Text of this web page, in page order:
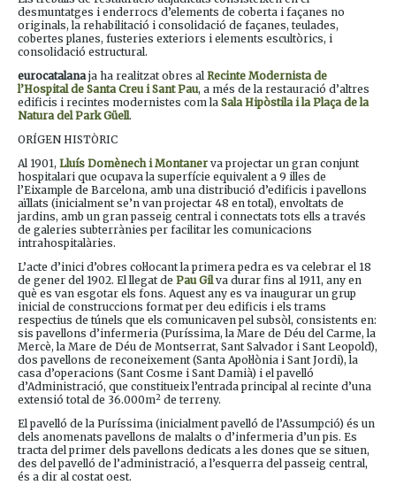
desmuntatges i enderrocs d’elements de coberta i façanes no
originals, la rehabilitació i consolidació de façanes, teulades,
cobertes planes, fusteries exteriors i elements escultòrics, i
consolidació estructural.
eurocatalanaja ha realitzat obres al Recinte Modernista de
l’Hospital de Santa Creu i Sant Pau, a més de la restauració d’altres
edificis i recintes modernistes com la Sala Hipòstila i la Plaça de la
Natura del Park Güell.
ORÍGEN HISTÒRIC
Al 1901, Lluís Domènech i Montanerva projectar un gran conjunt
hospitalari que ocupava la superfície equivalent a 9 illes de
l’Eixample de Barcelona, amb una distribució d’edificis i pavellons
aïllats (inicialment se’n van projectar 48 en total), envoltats de
jardins, amb un gran passeig central i connectats tots ells a través
de galeries subterrànies per facilitar les comunicacions
intrahospitalàries.
L’acte d’inici d’obres col·locant la primera pedra es va celebrar el 18
de gener del 1902. El llegat de Pau Gilva durar fins al 1911, any en
què es van esgotar els fons. Aquest any es va inaugurar un grup
inicial de construccions format per deu edificis i els trams
respectius de túnels que els comunicaven pel subsòl, consistents en:
sis pavellons d’infermeria (Puríssima, la Mare de Déu del Carme, la
Mercè, la Mare de Déu de Montserrat, Sant Salvador i Sant Leopold),
dos pavellons de reconeixement (Santa Apol·lònia i Sant Jordi), la
casa d’operacions (Sant Cosme i Sant Damià) i el pavelló
d’Administració, que constitueix l’entrada principal al recinte d’una
extensió total de 36.000m2 de terreny.
El pavelló de la Puríssima (inicialment pavelló de l’Assumpció) és un
dels anomenats pavellons de malalts o d’infermeria d’un pis. Es
tracta del primer dels pavellons dedicats a les dones que se situen,
des del pavelló de l’administració, a l’esquerra del passeig central,
és a dir al costat oest.